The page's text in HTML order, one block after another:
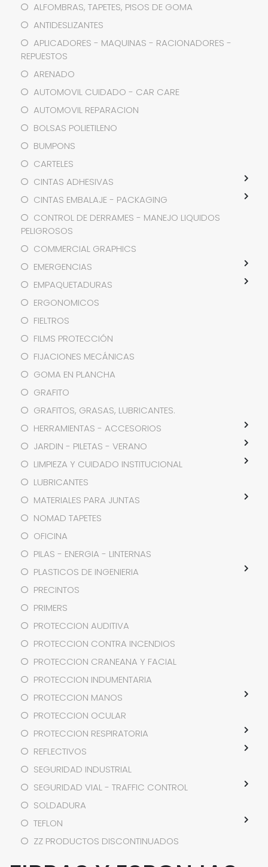
ALFOMBRAS, TAPETES, PISOS DE GOMA
ANTIDESLIZANTES
APLICADORES - MAQUINAS - RACIONADORES -
REPUESTOS
ARENADO
AUTOMOVIL CUIDADO - CAR CARE
AUTOMOVIL REPARACION
BOLSAS POLIETILENO
BUMPONS
CARTELES
CINTAS ADHESIVAS
CINTAS EMBALAJE - PACKAGING
CONTROL DE DERRAMES - MANEJO LIQUIDOS
PELIGROSOS
COMMERCIAL GRAPHICS
EMERGENCIAS
EMPAQUETADURAS
ERGONOMICOS
FIELTROS
FILMS PROTECCIÓN
FIJACIONES MECÁNICAS
GOMA EN PLANCHA
GRAFITO
GRAFITOS, GRASAS, LUBRICANTES.
HERRAMIENTAS - ACCESORIOS
JARDIN - PILETAS - VERANO
LIMPIEZA Y CUIDADO INSTITUCIONAL
LUBRICANTES
MATERIALES PARA JUNTAS
NOMAD TAPETES
OFICINA
PILAS - ENERGIA - LINTERNAS
PLASTICOS DE INGENIERIA
PRECINTOS
PRIMERS
PROTECCION AUDITIVA
PROTECCION CONTRA INCENDIOS
PROTECCION CRANEANA Y FACIAL
PROTECCION INDUMENTARIA
PROTECCION MANOS
PROTECCION OCULAR
PROTECCION RESPIRATORIA
REFLECTIVOS
SEGURIDAD INDUSTRIAL
SEGURIDAD VIAL - TRAFFIC CONTROL
SOLDADURA
TEFLON
ZZ PRODUCTOS DISCONTINUADOS